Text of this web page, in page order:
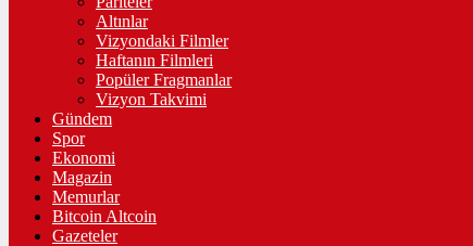
Altınlar
Vizyondaki Filmler
Haftanın Filmleri
Popüler Fragmanlar
Vizyon Takvimi
Gündem
Spor
Ekonomi
Magazin
Memurlar
Bitcoin Altcoin
Gazeteler